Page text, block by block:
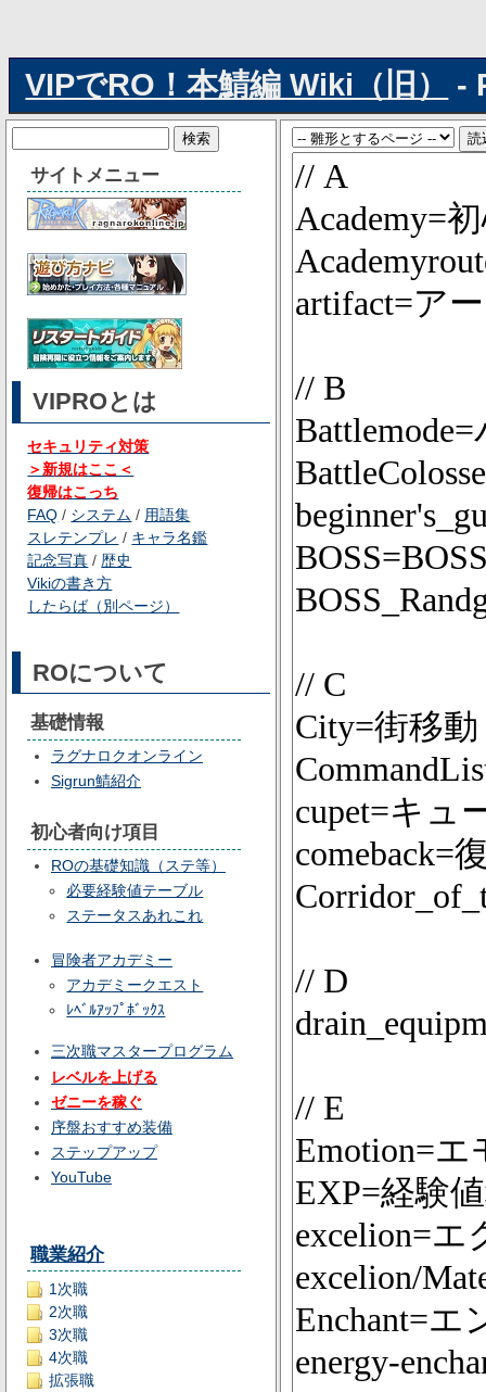
VIPでRO！本鯖編 Wiki（旧） -
サイトメニュー
VIPROとは
セキュリティ対策
＞新規はここ＜
復帰はこっち
FAQ / システム / 用語集
スレテンプレ / キャラ名鑑
記念写真 / 歴史
Vikiの書き方
したらば（別ページ）
ROについて
基礎情報
ラグナロクオンライン
Sigrun鯖紹介
初心者向け項目
ROの基礎知識（ステ等）
必要経験値テーブル
ステータスあれこれ
冒険者アカデミー
アカデミークエスト
ﾚﾍﾞﾙｱｯﾌﾟﾎﾞｯｸｽ
三次職マスタープログラム
レベルを上げる
ゼニーを稼ぐ
序盤おすすめ装備
ステップアップ
YouTube
職業紹介
1次職
2次職
3次職
4次職
拡張職